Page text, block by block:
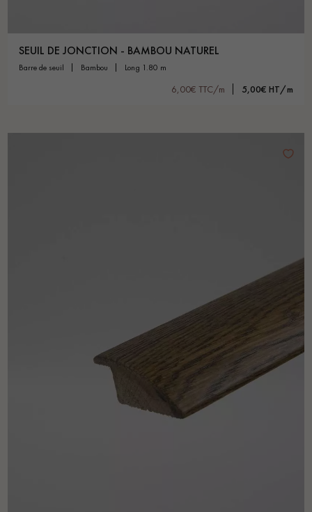
SEUIL DE JONCTION - BAMBOU NATUREL
barre de seuil bambou long 1.80 m
6,00€ TTC/m 5,00€ HT/m